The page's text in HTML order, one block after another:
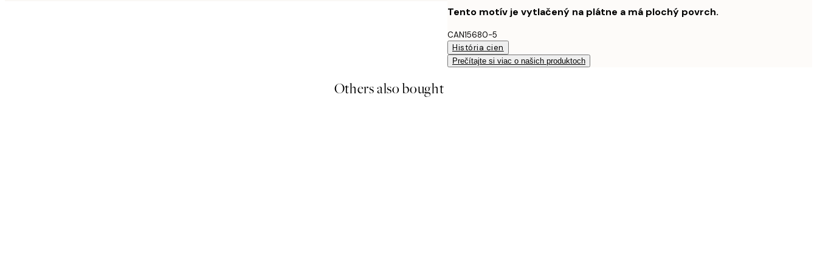
Tento motív je vytlačený na plátne a má plochý povrch.
CAN15680-5
História cien
Prečítajte si viac o našich produktoch
Others also bought